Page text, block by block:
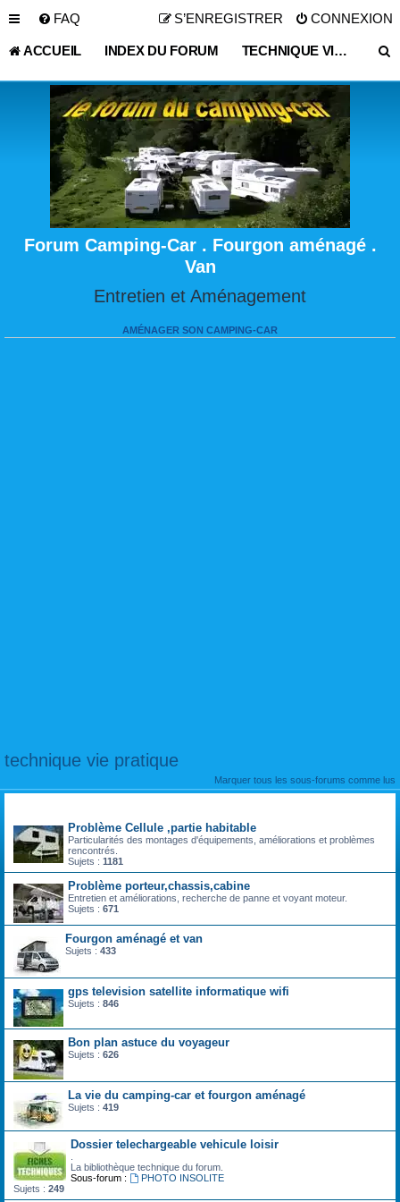
FAQ CONNEXION
S’ENREGISTRER
ACCUEIL INDEX DU FORUM TECHNIQUE VIE PRATIQUE
Forum Camping-Car . Fourgon aménagé .
Van
Entretien et Aménagement
AMÉNAGER SON CAMPING-CAR
technique vie pratique
Marquer tous les sous-forums comme lus
Problème Cellule ,partie habitable
Particularités des montages d'équipements, améliorations et problèmes
rencontrés.
Sujets : 1181
Problème porteur,chassis,cabine
Entretien et améliorations, recherche de panne et voyant moteur.
Sujets : 671
Fourgon aménagé et van
Sujets : 433
gps television satellite informatique wifi
Sujets : 846
Bon plan astuce du voyageur
Sujets : 626
La vie du camping-car et fourgon aménagé
Sujets : 419
Dossier telechargeable vehicule loisir
La bibliothèque technique du forum.
Sous-forum :
PHOTO INSOLITE
Sujets : 249